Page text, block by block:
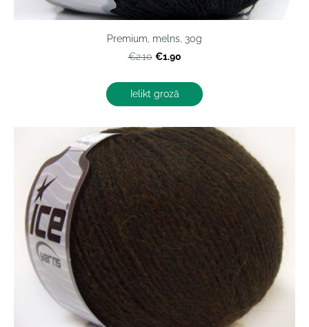
Premium, melns, 30g
€2.10 €1.90
Ielikt grozā